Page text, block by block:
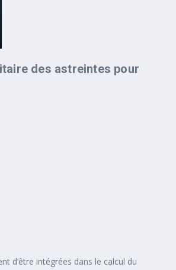
des astreintes pour
d’être intégrées dans le calcul du